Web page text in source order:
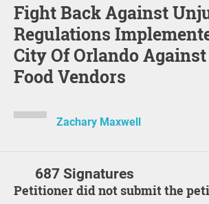
Fight Back Against Unjust
Regulations
City Of Orlando
Food Vendors
Zachary Maxwell
687 Signatures
Petitioner did not submit the